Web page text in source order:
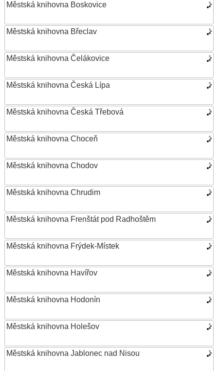
Městská knihovna Boskovice
Městská knihovna Břeclav
Městská knihovna Čelákovice
Městská knihovna Česká Lípa
Městská knihovna Česká Třebová
Městská knihovna Choceň
Městská knihovna Chodov
Městská knihovna Chrudim
Městská knihovna Frenštát pod Radhoštěm
Městská knihovna Frýdek-Místek
Městská knihovna Havířov
Městská knihovna Hodonín
Městská knihovna Holešov
Městská knihovna Jablonec nad Nisou